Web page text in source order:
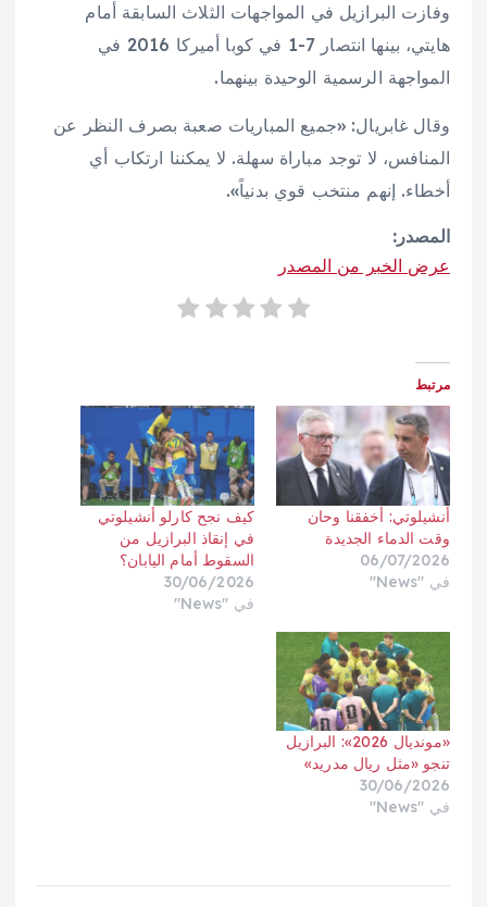
وفازت البرازيل في المواجهات الثلاث السابقة أمام
هايتي، بينها انتصار 7-1 في كوبا أميركا 2016 في
المواجهة الرسمية الوحيدة بينهما.
وقال غابريال: «جميع المباريات صعبة بصرف النظر عن
المنافس، لا توجد مباراة سهلة. لا يمكننا ارتكاب أي
أخطاء. إنهم منتخب قوي بدنياً».
المصدر:
عرض الخبر من المصدر
مرتبط
أنشيلوتي: أخفقنا وحان
وقت الدماء الجديدة
06/07/2026
في "News"
كيف نجح كارلو أنشيلوتي
في إنقاذ البرازيل من
السقوط أمام اليابان؟
30/06/2026
في "News"
«مونديال 2026»: البرازيل
تنجو «مثل ريال مدريد»
30/06/2026
في "News"